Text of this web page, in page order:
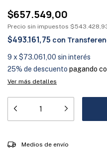
$657.549,00
Precio sin impuestos
$493.161,75 con
9 x $73.061,00 sin interés
25% de descuento pagando
Ver más detalles
Entregas para el CP:
Medios de envío